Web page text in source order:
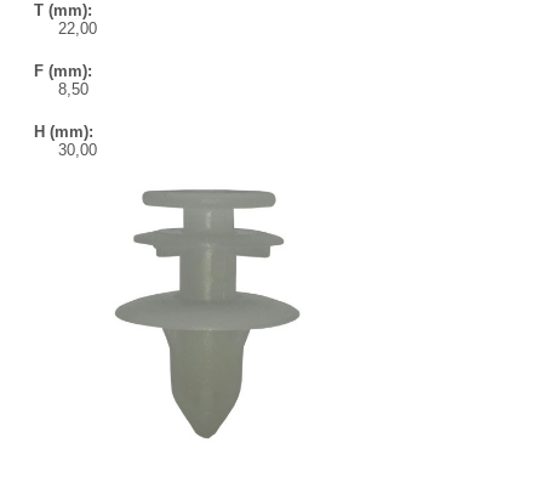
T (mm):
22,00
F (mm):
8,50
H (mm):
30,00